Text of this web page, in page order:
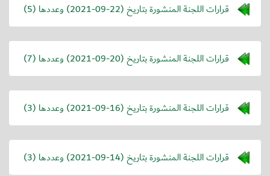
قرارات اللجنة المنشورة بتاريخ (2021-09-22) وعددها (5)
قرارات اللجنة المنشورة بتاريخ (2021-09-20) وعددها (7)
قرارات اللجنة المنشورة بتاريخ (2021-09-16) وعددها (3)
قرارات اللجنة المنشورة بتاريخ (2021-09-14) وعددها (3)